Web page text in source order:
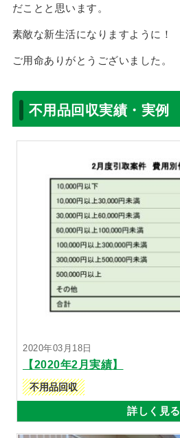
だことと思います。
素敵な新生活になりますように！
ご用命ありがとうございました。
不用品回収実績・実例
2020年03月18日
【2020年2月実績】
不用品回収
詳しく見る